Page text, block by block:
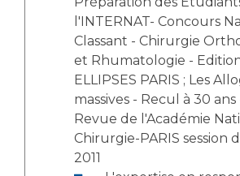
l'INTERNAT- Concours
Classant - Chirurgie Orthopédique
et Rhumatologie -
ELLIPSES PARIS ; Les
massives - Recul à 30 ans - A
Revue de l'Académie
Chirurgie-PARIS session
2011